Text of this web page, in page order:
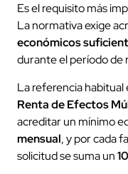
Es el requisito más
La normativa exige
económicos
durante el período de
La referencia habitual
Renta de Efectos
acreditar un mínimo
mensual, y por cada
solicitud se suma un